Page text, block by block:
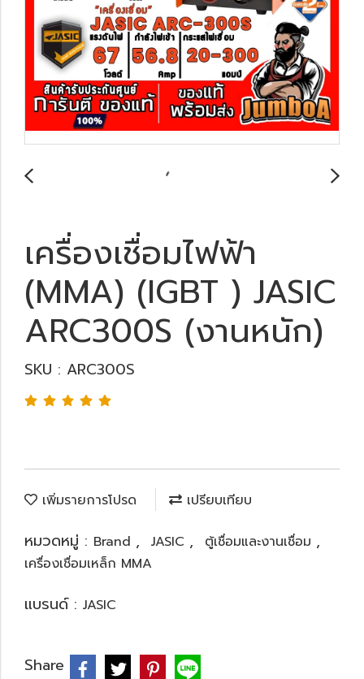
เครื่องเชื่อมไฟฟ้า
(MMA) (IGBT ) JASIC
ARC300S (งานหนัก)
SKU : ARC300S
เพิ่มรายการโปรด เปรียบเทียบ
หมวดหมู่ : Brand , JASIC , ตู้เชื่อมและงานเชื่อม ,
เครื่องเชื่อมเหล็ก MMA
แบรนด์ : JASIC
Share